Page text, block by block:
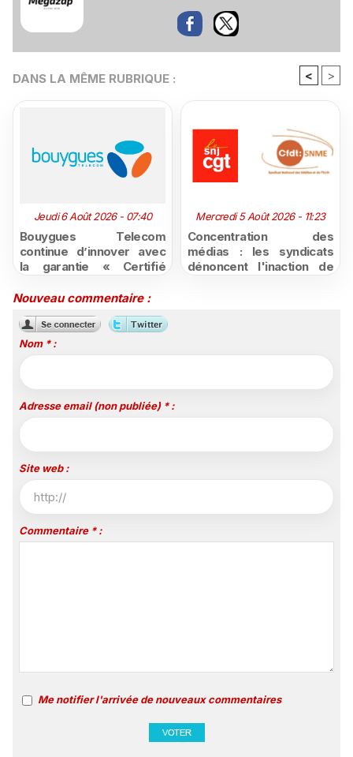
DANS LA MÊME RUBRIQUE : < >
Jeudi 6 Août 2026 - 07:40
Bouygues Telecom
continue d’innover avec
la garantie « Certifié
»
Mercredi 5 Août 2026 - 11:23
Concentration des
médias : les syndicats
dénoncent l'inaction de
Nouveau commentaire :
Nom * :
Adresse email (non publiée) * :
Site web :
Commentaire * :
Me notifier l'arrivée de nouveaux commentaires